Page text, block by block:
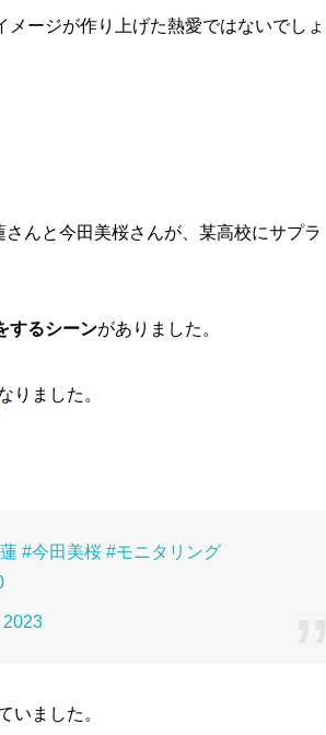
メージが作り上げた熱愛ではないでしょ
んと今田美桜さんが、某高校にサプラ
するシーンがありました。
りました。
#今田美桜 #モニタリング
2023
いました。